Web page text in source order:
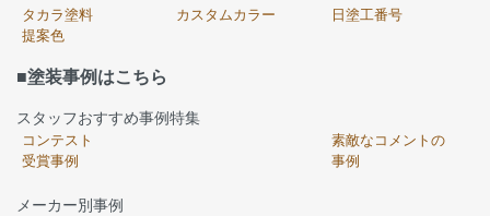
タカラ塗料
提案色
カスタムカラー 日塗工番号
■塗装事例はこちら
スタッフおすすめ事例特集
コンテスト
受賞事例
素敵なコメントの
事例
メーカー別事例